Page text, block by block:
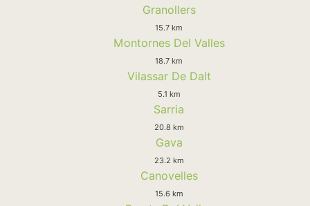
Granollers
15.7 km
Montornes Del Valles
18.7 km
Vilassar De Dalt
5.1 km
Sarria
20.8 km
Gava
23.2 km
Canovelles
15.6 km